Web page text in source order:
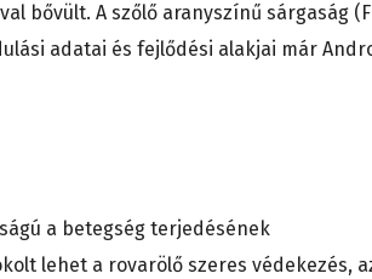
bővült. A szőlő aranyszínű sárgaság
adatai és fejlődési alakjai már
a betegség terjedésének
lehet a rovarölő szeres védekezés,